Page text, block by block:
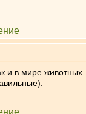
и в мире